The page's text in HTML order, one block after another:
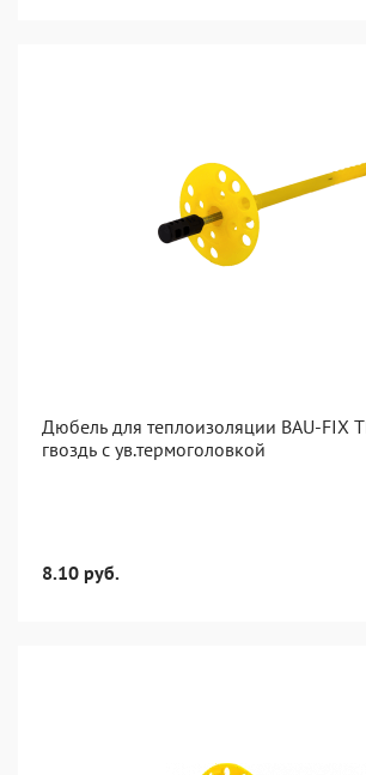
Дюбель для теплоизоляции BAU-FIX
гвоздь с ув.термоголовкой
8.10 руб.